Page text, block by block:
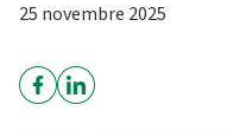
25 novembre 2025